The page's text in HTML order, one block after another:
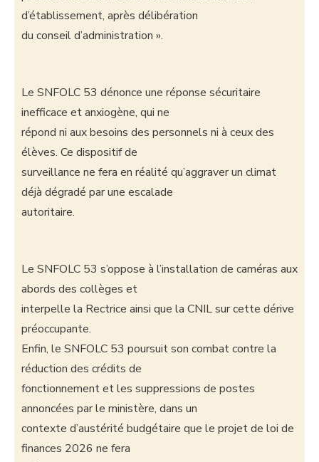
d’établissement, après délibération
du conseil d’administration ».
Le SNFOLC 53 dénonce une réponse sécuritaire
inefficace et anxiogène, qui ne
répond ni aux besoins des personnels ni à ceux des
élèves. Ce dispositif de
surveillance ne fera en réalité qu’aggraver un climat
déjà dégradé par une escalade
autoritaire.
Le SNFOLC 53 s’oppose à l’installation de caméras aux
abords des collèges et
interpelle la Rectrice ainsi que la CNIL sur cette dérive
préoccupante.
Enfin, le SNFOLC 53 poursuit son combat contre la
réduction des crédits de
fonctionnement et les suppressions de postes
annoncées par le ministère, dans un
contexte d’austérité budgétaire que le projet de loi de
finances 2026 ne fera